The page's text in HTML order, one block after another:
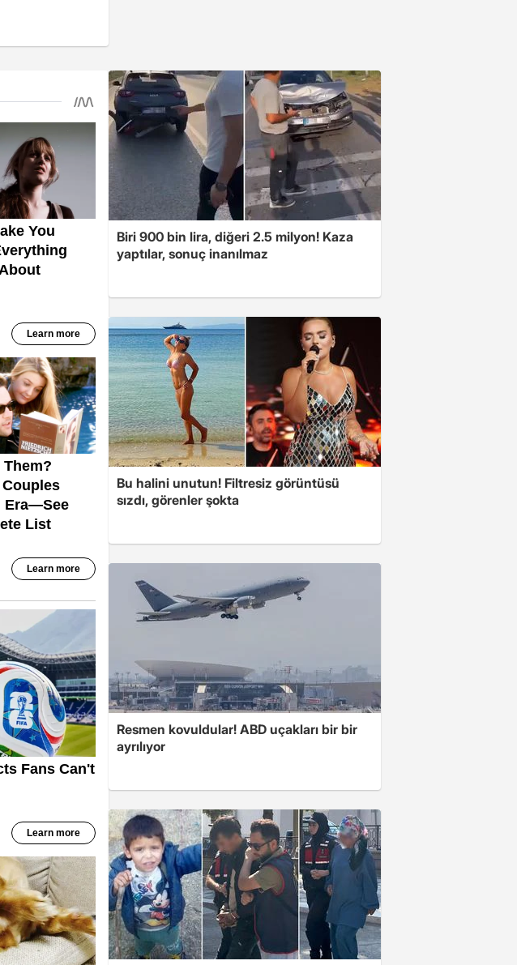
Biri 900 bin lira, diğeri 2.5 milyon! Kaza
yaptılar, sonuç inanılmaz
Bu halini unutun! Filtresiz görüntüsü
sızdı, görenler şokta
Resmen kovuldular! ABD uçakları bir bir
ayrılıyor